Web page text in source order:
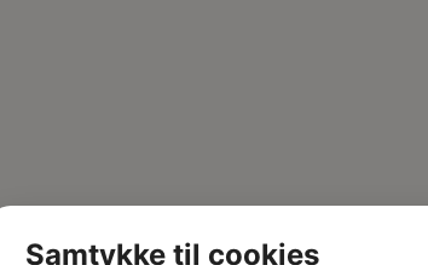
Samtykke til cookies